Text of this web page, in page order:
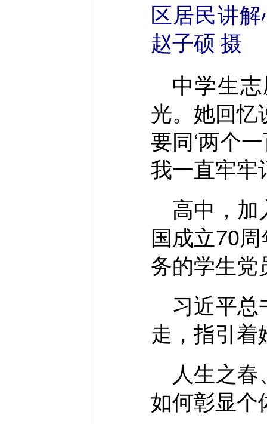
区居民讲
赵子硕 摄
中学生
光。她回忆
要同‘两个
我一直牢牢
高中，
国成立70
务的学生
习近平
走，指引
人生之
如何彰显个